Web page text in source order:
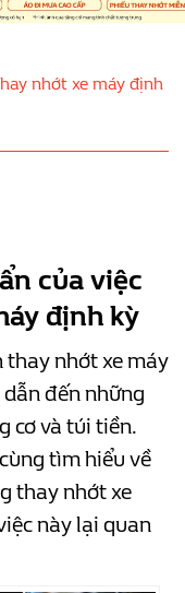
nhớt xe máy định
của việc
định kỳ
thay nhớt xe máy
đến những
cơ và túi tiền.
tìm hiểu về
thay nhớt xe
này lại quan